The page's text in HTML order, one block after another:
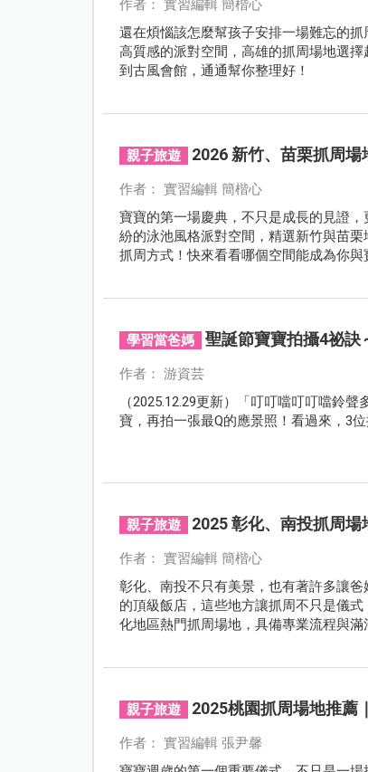
作者： 實習編輯 簡楷心
還在煩惱該怎麼幫孩子安排一場難忘的
高質感的派對空間，高雄的抓周場地選
到古風會館，通通幫你整理好！
親子旅遊 2026 新竹、苗栗抓周場
作者： 實習編輯 簡楷心
寶寶的第一場慶典，不只是成長的見證
紛的泳池風格派對空間，精選新竹與苗
抓周方式！快來看看哪個空間能成為你與
學習當爸媽 聖誕節寶寶拍攝4祕訣
作者： 游資芸
（2025.12.29更新）「叮叮噹叮叮噹鈴
寶，再拍一張最Q的應景照！看過來，3
親子旅遊 2025 彰化、南投抓周場
作者： 實習編輯 簡楷心
彰化、南投不只有美景，也有著許多讓
的頂級飯店，這些地方讓抓周不只是儀
化地區熱門抓周場地，具備專業流程與
親子旅遊 2025桃園抓周場地推薦
作者： 實習編輯 張尹馨